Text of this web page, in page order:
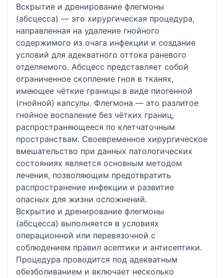
Вскрытие и дренирование флегмоны
(абсцесса) — это хирургическая процедура,
направленная на удаление гнойного
содержимого из очага инфекции и создание
условий для адекватного оттока раневого
отделяемого. Абсцесс представляет собой
ограниченное скопление гноя в тканях,
имеющее чёткие границы в виде пиогенной
(гнойной) капсулы. Флегмона — это разлитое
гнойное воспаление без чётких границ,
распространяющееся по клетчаточным
пространствам. Своевременное хирургическое
вмешательство при данных патологических
состояниях является основным методом
лечения, позволяющим предотвратить
распространение инфекции и развитие
опасных для жизни осложнений.
Вскрытие и дренирование флегмоны
(абсцесса) выполняется в условиях
операционной или перевязочной с
соблюдением правил асептики и антисептики.
Процедура проводится под адекватным
обезболиванием и включает несколько